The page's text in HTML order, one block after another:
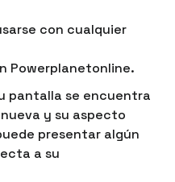
con cualquier
Powerplanetonline.
pantalla se encuentra
y su aspecto
presentar algún
a su